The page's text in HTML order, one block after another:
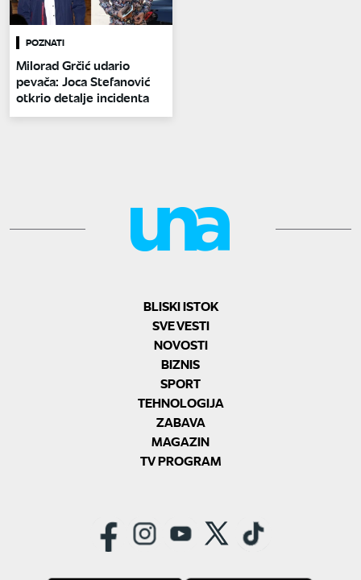
POZNATI
Milorad Grčić udario
pevača: Joca Stefanović
otkrio detalje incidenta
BLISKI ISTOK
SVE VESTI
NOVOSTI
BIZNIS
SPORT
TEHNOLOGIJA
ZABAVA
MAGAZIN
TV PROGRAM